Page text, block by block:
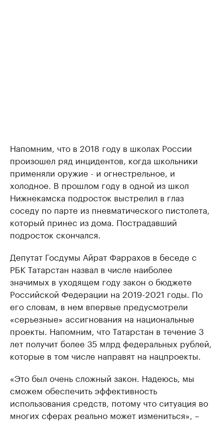
Напомним, что в 2018 году в школах России
произошел ряд инцидентов, когда школьники
применяли оружие - и огнестрельное, и
холодное. В прошлом году в одной из школ
Нижнекамска подросток выстрелил в глаз
соседу по парте из пневматического пистолета,
который принес из дома. Пострадавший
подросток скончался.
Депутат Госдумы Айрат Фаррахов в беседе с
РБК Татарстан назвал в числе наиболее
значимых в уходящем году закон о бюджете
Российской Федерации на 2019-2021 годы. По
его словам, в нем впервые предусмотрели
«серьезные» ассигнования на национальные
проекты. Напомним, что Татарстан в течение 3
лет получит более 35 млрд федеральных рублей,
которые в том числе направят на нацпроекты.
«Это был очень сложный закон. Надеюсь, мы
сможем обеспечить эффективность
использования средств, потому что ситуация во
многих сферах реально может измениться», –